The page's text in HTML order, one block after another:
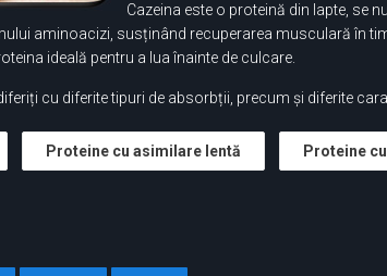
Cazeina este o proteină din lapte, se
aminoacizi, susținând recuperarea musculară în
ideală pentru a lua înainte de culcare.
cu diferite tipuri de absorbții, precum și diferite
Proteine cu asimilare lentă Proteine